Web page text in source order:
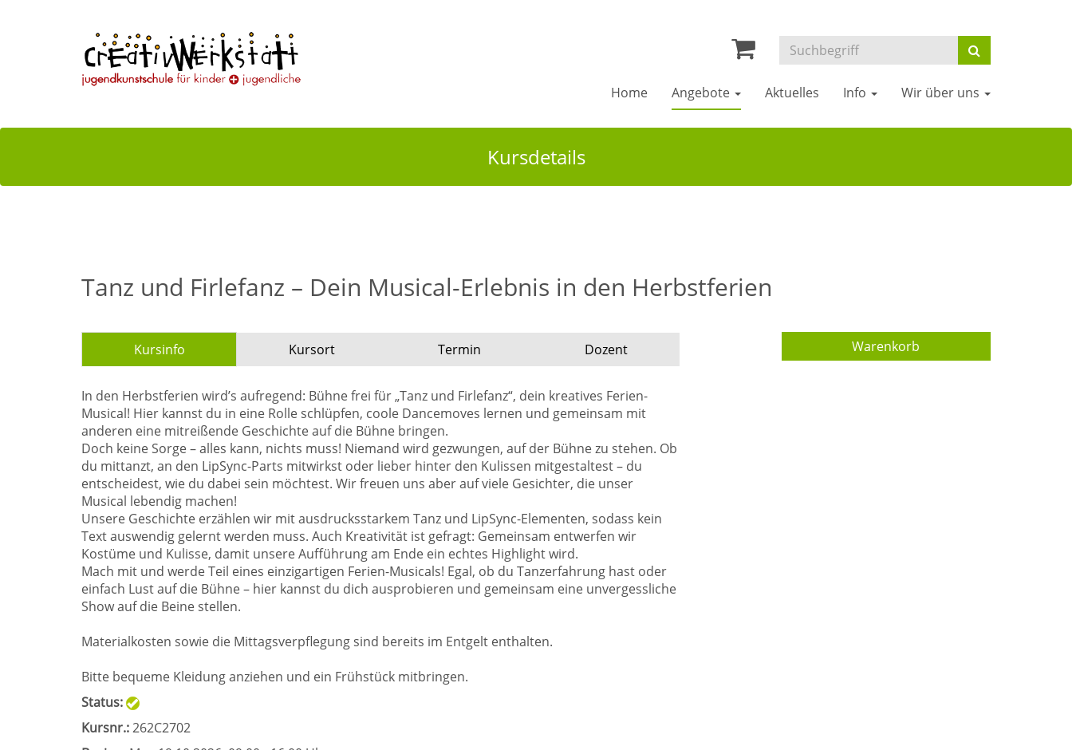
Home Angebote Aktuelles Info Wir über uns
Kursdetails
Tanz und Firlefanz – Dein Musical-Erlebnis in den Herbstferien
Kursinfo Kursort Termin Dozent
In den Herbstferien wird’s aufregend: Bühne frei für „Tanz und Firlefanz“, dein kreatives Ferien-
Musical! Hier kannst du in eine Rolle schlüpfen, coole Dancemoves lernen und gemeinsam mit
anderen eine mitreißende Geschichte auf die Bühne bringen.
Doch keine Sorge – alles kann, nichts muss! Niemand wird gezwungen, auf der Bühne zu stehen. Ob
du mittanzt, an den LipSync-Parts mitwirkst oder lieber hinter den Kulissen mitgestaltest – du
entscheidest, wie du dabei sein möchtest. Wir freuen uns aber auf viele Gesichter, die unser
Musical lebendig machen!
Unsere Geschichte erzählen wir mit ausdrucksstarkem Tanz und LipSync-Elementen, sodass kein
Text auswendig gelernt werden muss. Auch Kreativität ist gefragt: Gemeinsam entwerfen wir
Kostüme und Kulisse, damit unsere Aufführung am Ende ein echtes Highlight wird.
Mach mit und werde Teil eines einzigartigen Ferien-Musicals! Egal, ob du Tanzerfahrung hast oder
einfach Lust auf die Bühne – hier kannst du dich ausprobieren und gemeinsam eine unvergessliche
Show auf die Beine stellen.
Materialkosten sowie die Mittagsverpflegung sind bereits im Entgelt enthalten.
Bitte bequeme Kleidung anziehen und ein Frühstück mitbringen.
Status:
Kursnr.:262C2702
Warenkorb